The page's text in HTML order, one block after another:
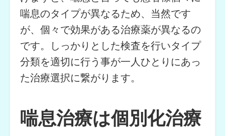
喘息のタイプが異なるため、当然です
が、個々で効果がある治療薬が異なるの
です。しっかりとした検査を行いタイプ
分類を適切に行う事が一人ひとりにあっ
た治療選択に繋がります。
喘息治療は個別化治療